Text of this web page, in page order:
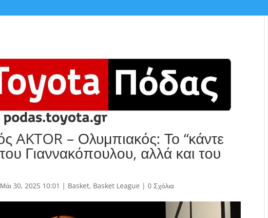
AKTOR – Ολυμπιακός: Το “κάντε
Γιαννακόπουλου, αλλά και του
Μάι 30, 2025 10:01 | Basket, Basket League | 0 Σχόλια